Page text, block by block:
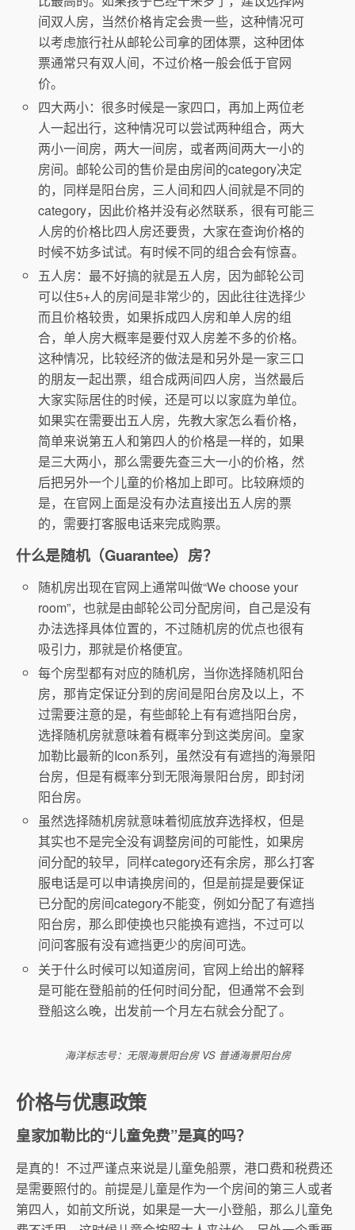
间双人房，当然价格肯定会贵一些，这种情况可
以考虑旅行社从邮轮公司拿的团体票，这种团体
票通常只有双人间，不过价格一般会低于官网
价。
四大两小：很多时候是一家四口，再加上两位老
人一起出行，这种情况可以尝试两种组合，两大
两小一间房，两大一间房，或者两间两大一小的
房间。邮轮公司的售价是由房间的category决定
的，同样是阳台房，三人间和四人间就是不同的
category，因此价格并没有必然联系，很有可能三
人房的价格比四人房还要贵，大家在查询价格的
时候不妨多试试。有时候不同的组合会有惊喜。
五人房：最不好搞的就是五人房，因为邮轮公司
可以住5+人的房间是非常少的，因此往往选择少
而且价格较贵，如果拆成四人房和单人房的组
合，单人房大概率是要付双人房差不多的价格。
这种情况，比较经济的做法是和另外是一家三口
的朋友一起出票，组合成两间四人房，当然最后
大家实际居住的时候，还是可以以家庭为单位。
如果实在需要出五人房，先教大家怎么看价格，
简单来说第五人和第四人的价格是一样的，如果
是三大两小，那么需要先查三大一小的价格，然
后把另外一个儿童的价格加上即可。比较麻烦的
是，在官网上面是没有办法直接出五人房的票
的，需要打客服电话来完成购票。
什么是随机（Guarantee）房？
随机房出现在官网上通常叫做“We choose your
room”，也就是由邮轮公司分配房间，自己是没有
办法选择具体位置的，不过随机房的优点也很有
吸引力，那就是价格便宜。
每个房型都有对应的随机房，当你选择随机阳台
房，那肯定保证分到的房间是阳台房及以上，不
过需要注意的是，有些邮轮上有有遮挡阳台房，
选择随机房就意味着有概率分到这类房间。皇家
加勒比最新的Icon系列，虽然没有有遮挡的海景阳
台房，但是有概率分到无限海景阳台房，即封闭
阳台房。
虽然选择随机房就意味着彻底放弃选择权，但是
其实也不是完全没有调整房间的可能性，如果房
间分配的较早，同样category还有余房，那么打客
服电话是可以申请换房间的，但是前提是要保证
已分配的房间category不能变，例如分配了有遮挡
阳台房，那么即使换也只能换有遮挡，不过可以
问问客服有没有遮挡更少的房间可选。
关于什么时候可以知道房间，官网上给出的解释
是可能在登船前的任何时间分配，但通常不会到
登船这么晚，出发前一个月左右就会分配了。
海洋标志号：无限海景阳台房 VS 普通海景阳台房
价格与优惠政策
皇家加勒比的“儿童免费”是真的吗？
是真的！不过严谨点来说是儿童免船票，港口费和税费还
是需要照付的。前提是儿童是作为一个房间的第三人或者
第四人，如前文所说，如果是一大一小登船，那么儿童免